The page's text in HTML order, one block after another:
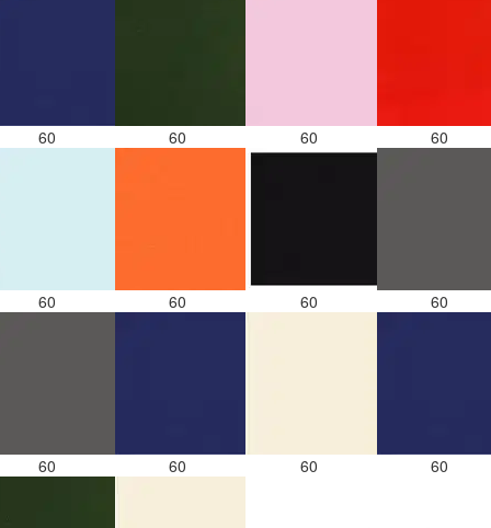
60 60 60 60
60 60 60 60
60 60 60 60